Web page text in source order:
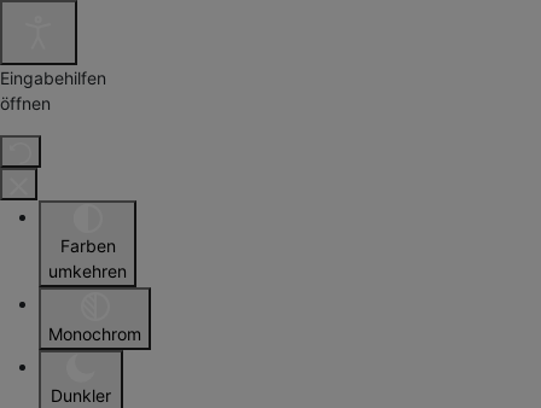
Eingabehilfen
öffnen
Farben
umkehren
Monochrom
Dunkler